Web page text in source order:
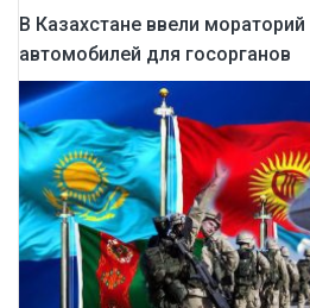
В Казахстане ввели мораторий
автомобилей для госорганов